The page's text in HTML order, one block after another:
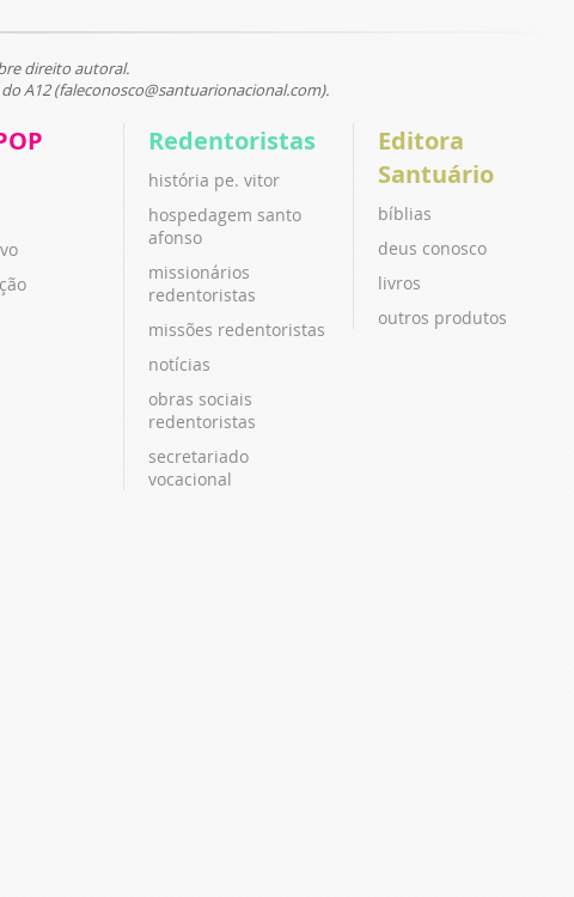
direito autoral.
A12 (faleconosco@santuarionacional.com).
Redentoristas
história pe. vitor
hospedagem santo
afonso
missionários
redentoristas
missões redentoristas
notícias
obras sociais
redentoristas
secretariado
vocacional
Editora
Santuário
bíblias
deus conosco
livros
outros produtos